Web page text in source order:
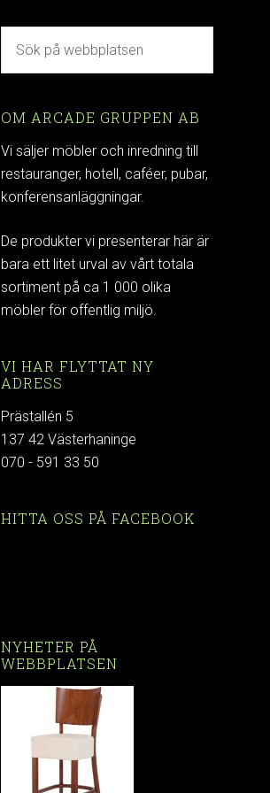
OM ARCADE GRUPPEN AB
Vi säljer möbler och inredning till
restauranger, hotell, caféer, pubar,
konferensanläggningar.
De produkter vi presenterar här är
bara ett litet urval av vårt totala
sortiment på ca 1 000 olika
möbler för offentlig miljö.
VI HAR FLYTTAT NY
ADRESS
Prästallén 5
137 42 Västerhaninge
070 - 591 33 50
HITTA OSS PÅ FACEBOOK
NYHETER PÅ
WEBBPLATSEN